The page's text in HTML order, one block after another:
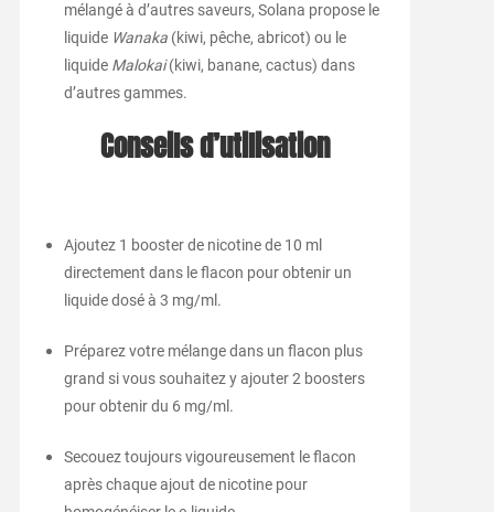
mélangé à d’autres saveurs, Solana propose le
liquide Wanaka(kiwi, pêche, abricot) ou le
liquide Malokai(kiwi, banane, cactus) dans
d’autres gammes.
Conseils d’utilisation
Ajoutez 1 booster de nicotine de 10 ml
directement dans le flacon pour obtenir un
liquide dosé à 3 mg/ml.
Préparez votre mélange dans un flacon plus
grand si vous souhaitez y ajouter 2 boosters
pour obtenir du 6 mg/ml.
Secouez toujours vigoureusement le flacon
après chaque ajout de nicotine pour